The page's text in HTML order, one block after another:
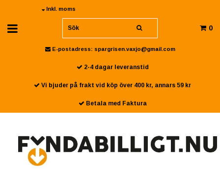
Inkl. moms
0
E-postadress: spargrisen.vaxjo@gmail.com
2-4 dagar leveranstid
Vi bjuder på frakt vid köp över 400 kr, annars 59 kr
Betala med Faktura